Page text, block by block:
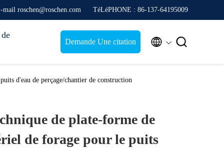
mail roschen@roschen.com TéLéPHONE : 86-137-64195009
Demande Une citation  
d'eau de perçage/chantier de construction
de plate-forme de
de forage pour le puits